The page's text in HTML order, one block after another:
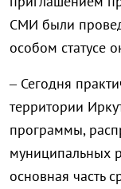
СМИ были
особом статусе
– Сегодня
территории
программы,
муниципальных
основная часть